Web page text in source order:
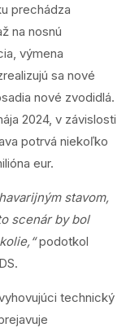
prechádza
na nosnú
výmena
sa nové
nové zvodidlá.
2024, v závislosti
potrvá niekoľko
eur.
stavom,
scenár by bol
podotkol
technický